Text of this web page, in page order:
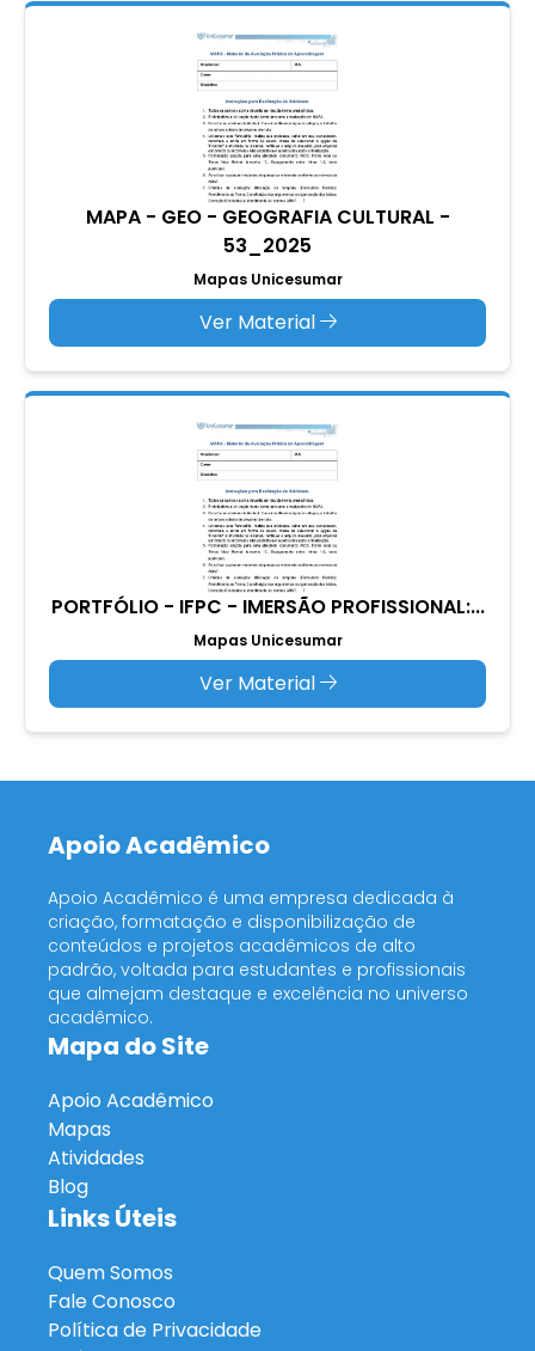
MAPA - GEO - GEOGRAFIA CULTURAL -
53_2025
Mapas Unicesumar
Ver Material
PORTFÓLIO - IFPC - IMERSÃO PROFISSIONAL:...
Mapas Unicesumar
Ver Material
Apoio Acadêmico
Apoio Acadêmico é uma empresa dedicada à
criação, formatação e disponibilização de
conteúdos e projetos acadêmicos de alto
padrão, voltada para estudantes e profissionais
que almejam destaque e excelência no universo
acadêmico.
Mapa do Site
Apoio Acadêmico
Mapas
Atividades
Blog
Links Úteis
Quem Somos
Fale Conosco
Política de Privacidade